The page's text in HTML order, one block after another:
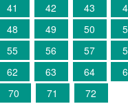
41 42 43
48 49 50
55 56 57
62 63 64
70 71 72